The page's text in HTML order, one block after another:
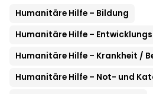
Humanitäre Hilfe – Bildung
Humanitäre Hilfe –
Humanitäre Hilfe – Krankheit /
Humanitäre Hilfe – Not- und